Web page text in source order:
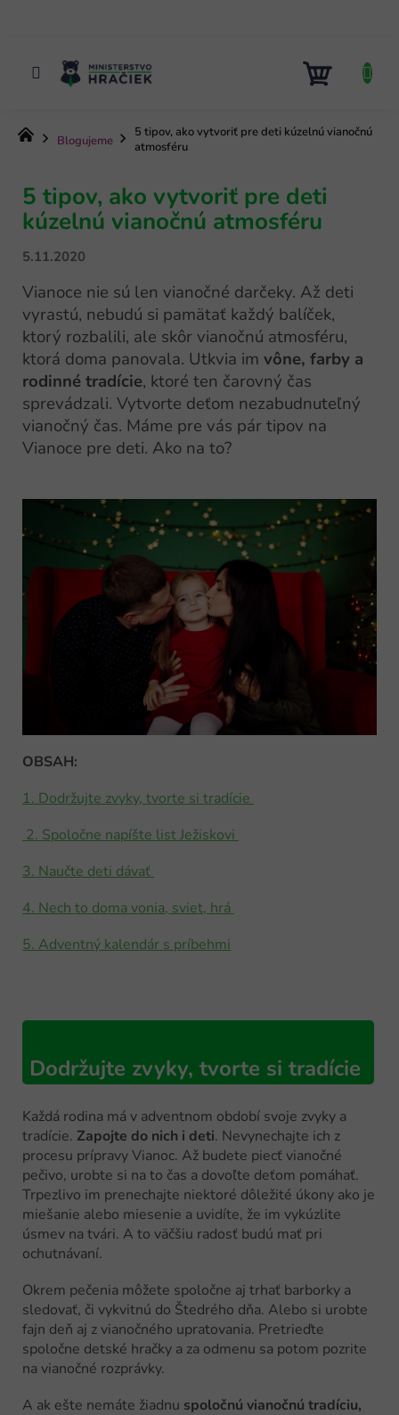
KOŠÍK
DomovBlogujeme
5 tipov, ako vytvoriť pre deti kúzelnú vianočnú
atmosféru
5 tipov, ako vytvoriť pre deti
kúzelnú vianočnú atmosféru
5.11.2020
Vianoce nie sú len vianočné darčeky. Až deti
vyrastú, nebudú si pamätať každý balíček,
ktorý rozbalili, ale skôr vianočnú atmosféru,
ktorá doma panovala. Utkvia im vône, farby a
rodinné tradície, ktoré ten čarovný čas
sprevádzali. Vytvorte deťom nezabudnuteľný
vianočný čas. Máme pre vás pár tipov na
Vianoce pre deti. Ako na to?
OBSAH:
1. Dodržujte zvyky, tvorte si tradície
2. Spoločne napíšte list Ježiskovi
3. Naučte deti dávať
4. Nech to doma vonia, sviet, hrá
5. Adventný kalendár s príbehmi
Dodržujte zvyky, tvorte si tradície
Každá rodina má v adventnom období svoje zvyky a
tradície. Zapojte do nich i deti. Nevynechajte ich z
procesu prípravy Vianoc. Až budete piecť vianočné
pečivo, urobte si na to čas a dovoľte deťom pomáhať.
Trpezlivo im prenechajte niektoré dôležité úkony ako je
miešanie alebo miesenie a uvidíte, že im vykúzlite
úsmev na tvári. A to väčšiu radosť budú mať pri
ochutnávaní.
Okrem pečenia môžete spoločne aj trhať barborky a
sledovať, či vykvitnú do Štedrého dňa. Alebo si urobte
fajn deň aj z vianočného upratovania. Pretrieďte
spoločne detské hračky a za odmenu sa potom pozrite
na vianočné rozprávky.
A ak ešte nemáte žiadnu spoločnú vianočnú tradíciu,